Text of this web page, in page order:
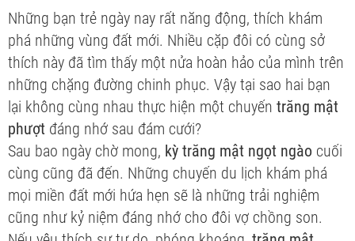
Những bạn trẻ ngày nay rất năng động, thích khám
phá những vùng đất mới. Nhiều cặp đôi có cùng sở
thích này đã tìm thấy một nửa hoàn hảo của mình trên
những chặng đường chinh phục. Vậy tại sao hai bạn
lại không cùng nhau thực hiện một chuyến trăng mật
phượt đáng nhớ sau đám cưới?
Sau bao ngày chờ mong, kỳ trăng mật ngọt ngào cuối
cùng cũng đã đến. Những chuyến du lịch khám phá
mọi miền đất mới hứa hẹn sẽ là những trải nghiệm
cũng như kỷ niệm đáng nhớ cho đôi vợ chồng son.